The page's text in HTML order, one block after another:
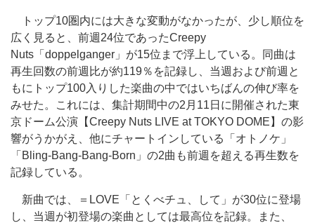
トップ10圏内には大きな変動がなかったが、少し順位を
広く見ると、前週24位であったCreepy
Nuts「doppelganger」が15位まで浮上している。同曲は
再生回数の前週比が約119％を記録し、当週および前週と
もにトップ100入りした楽曲の中ではいちばんの伸び率を
みせた。これには、集計期間中の2月11日に開催された東
京ドーム公演【Creepy Nuts LIVE at TOKYO DOME】の影
響がうかがえ、他にチャートインしている「オトノケ」
「Bling-Bang-Bang-Born」の2曲も前週を超える再生数を
記録している。
新曲では、＝LOVE「とくべチュ、して」が30位に登場
し、当週が初登場の楽曲としては最高位を記録。また、